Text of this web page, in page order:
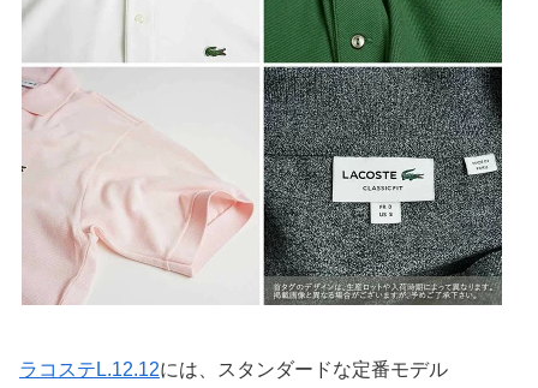
ラコステL.12.12には、スタンダードな定番モデル